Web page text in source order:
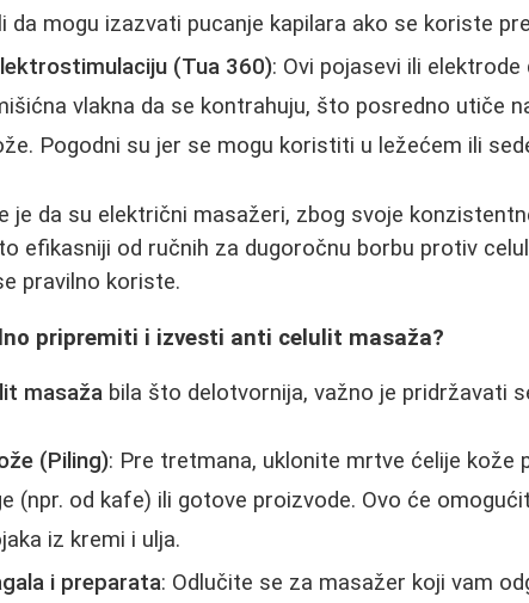
da mogu izazvati pucanje kapilara ako se koriste
(Tua 360): Ovi pojasevi ili
vlakna da se kontrahuju, što posredno utiče
Pogodni su jer se mogu koristiti u ležećem ili
je da su električni masažeri, zbog svoje
efikasniji od ručnih za dugoročnu borbu protiv
pravilno koriste.
pripremiti i izvesti anti celulit masaža?
masaža bila što delotvornija, važno je pridržavati
(Piling): Pre tretmana, uklonite mrtve ćelije kože
(npr. od kafe) ili gotove proizvode. Ovo će
iz kremi i ulja.
i preparata: Odlučite se za masažer koji vam